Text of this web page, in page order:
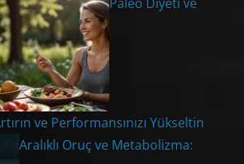
ve Performansınızı Yükseltin
Aralıklı Oruç ve Metabolizma: